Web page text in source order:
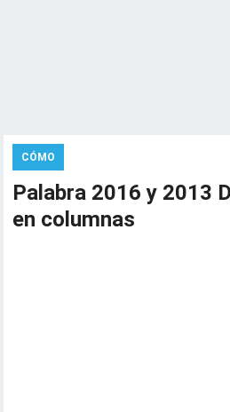
CÓMO
Palabra 2016 y 2013
en columnas